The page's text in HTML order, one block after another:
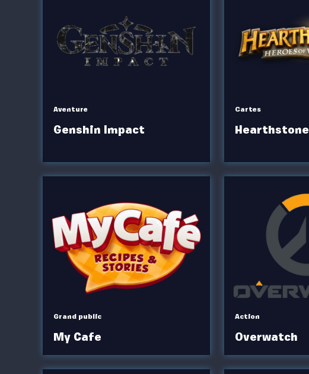
Aventure
Genshin Impact
Cartes
Hearthstone
Grand public
My Cafe
Action
Overwatch